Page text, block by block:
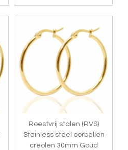
Roestvrij stalen (RVS)
Stainless steel oorbellen
creolen 30mm Goud